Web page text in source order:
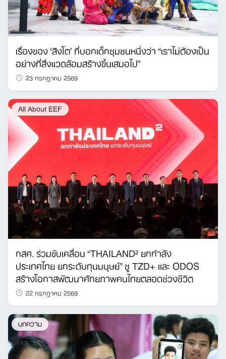
เรื่องของ ‘สิงโต’ ที่บอกเด็กชุมชนหนึ่งว่า “เราไม่ต้องเป็น
อย่างที่สิ่งแวดล้อมสร้างขึ้นเสมอไป”
23 กรกฎาคม 2569
All About EEF
กสศ. ร่วมขับเคลื่อน “THAILAND² ยกกำลัง
ประเทศไทย ยกระดับทุนมนุษย์” ชู TZD+ และ ODOS
สร้างโอกาสพัฒนาศักยภาพคนไทยตลอดช่วงชีวิต
22 กรกฎาคม 2569
บทความ